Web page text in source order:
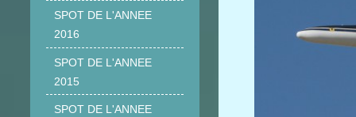
SPOT DE L'ANNEE
2016
SPOT DE L'ANNEE
2015
SPOT DE L'ANNEE